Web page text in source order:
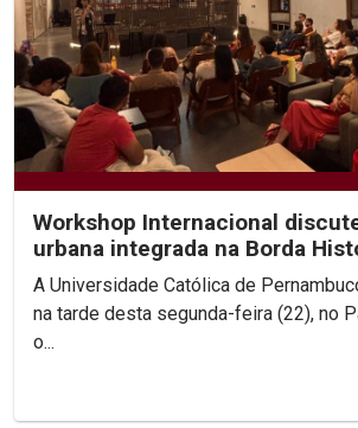
Workshop Internacional
urbana integrada na Borda
Continental do Recife
A Universidade Católica de
na tarde desta segunda-feira (22), no
o...